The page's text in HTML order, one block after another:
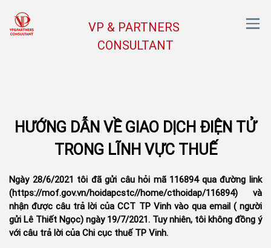
VP & PARTNERS
CONSULTANT
HƯỚNG DẪN VỀ GIAO DỊCH ĐIỆN TỬ
TRONG LĨNH VỰC THUẾ
Ngày 28/6/2021 tôi đã gửi câu hỏi mã 116894 qua đường link
(https://mof.gov.vn/hoidapcstc//home/cthoidap/116894) và
nhận được câu trả lời của CCT TP Vinh vào qua email ( người
gửi Lê Thiết Ngọc) ngày 19/7/2021. Tuy nhiên, tôi không đồng ý
với câu trả lời của Chi cục thuế TP Vinh.